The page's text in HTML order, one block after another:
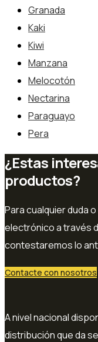
Granada
Kaki
Kiwi
Manzana
Melocotón
Nectarina
Paraguayo
Pera
¿Estas
productos?
Para cualquier duda
electrónico a través
contestaremos lo
Contacte con nosotros
A nivel nacional
distribución que da